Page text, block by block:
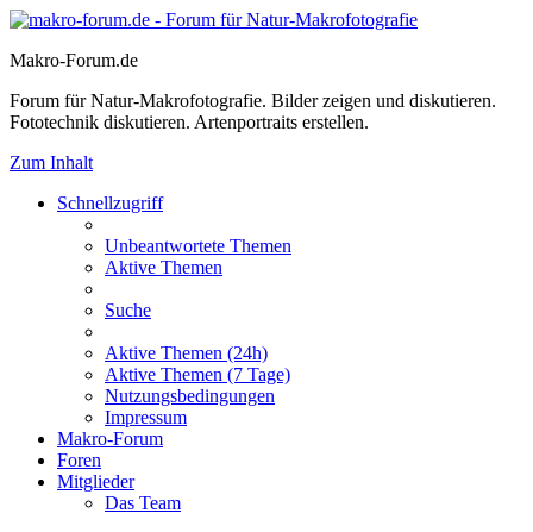
Makro-Forum.de
Forum für Natur-Makrofotografie. Bilder zeigen und diskutieren.
Fototechnik diskutieren. Artenportraits erstellen.
Zum Inhalt
Schnellzugriff
Unbeantwortete Themen
Aktive Themen
Suche
Aktive Themen (24h)
Aktive Themen (7 Tage)
Nutzungsbedingungen
Impressum
Makro-Forum
Foren
Mitglieder
Das Team